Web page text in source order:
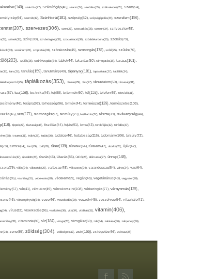
szakítás(27), Számítógép(46), száraz(24), szédülés(35), székrekedés(25), Szem(54),
szemét(32), Szénhidrát(181), szépség(52), szépségápolás(26), szerelem(156),
szervezet(306), szex(27), szexualitás(25), szezon(34), szilveszter(48),
színek(36), szív(109), szívbetegség(32), szocializáció(30), szódabikarbóna(35), szokás(79),
szolárium(24), szoptatás(33), szórakozás(45), szorongás(178), szőlő(25), szülés(70),
szülők(25), szűrővizsgálat(34), tablet(44), takarítás(50), támogatás(36), tanács(161),
tánc(26), tanulás(159), tanulmány(40), tápanyag(181), tapasztalat(27), táplálék(34),
táplálkozás(353), tárolás(29), társ(27), társadalom(50), társaság(31),
tea(158), technika(46), tej(88), tejtermék(60), tél(153), telefon(49), televízió(31),
terápia(92), terhesség(96), termék(44), természet(129), természetes(103),
test(171), testmozgás(97), testsúly(79), testtartás(27), tészta(39), tevékenység(44),
tippek(27), tisztaság(35), tisztítás(44), tojás(91), torna(43), torokfájás(32), törődés(27),
trauma(31), trükk(25), tudás(30), tudatos(46), tudatosság(115), tudomány(106), túlsúly(72),
turmix(64), túró(29), tüdő(28), tünet(139), tünetek(64), türelem(47), uborka(26), újév(42),
újszülött(26), úszás(46), Utazás(85), Üdítő(26), ülőmunka(27), ünnep(148),
válás(24), választás(29), változás(48), változatos(24), várandósság(54), város(24), vas(64),
vashiány(31), védekezés(28), védelem(59), vegán(48), vegetáriánus(43), vegyszer(28),
vér(41), vércukor(49), vércukorszint(108), vérkeringés(77), vérnyomás(125),
vérszegénység(34), vese(46), veszekedés(29), veszély(45), veszélyes(54), világháló(41),
vírus(82), viselkedés(86), viszketés(30), vita(34), vitalitás(31), vitamin(406),
vitaminok(86), víz(184), vizsga(26), vizsgálat(59), zab(34), zabkása(36), zabpehely(36),
zene(85), zöldség(304), zöldségek(32), zsír(166), zsírégetés(46), zsírsav(25)